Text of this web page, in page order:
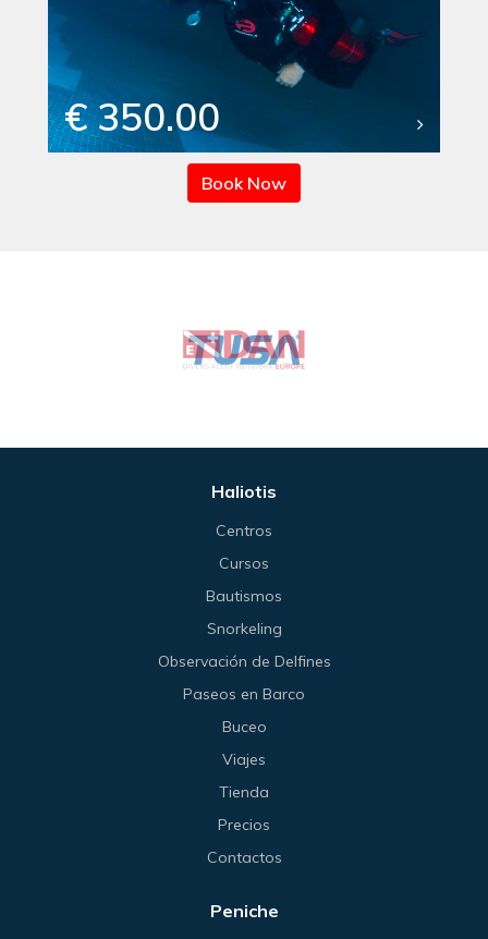
€ 350.00
Book Now
Haliotis
Centros
Cursos
Bautismos
Snorkeling
Observación de Delfines
Paseos en Barco
Buceo
Viajes
Tienda
Precios
Contactos
Peniche